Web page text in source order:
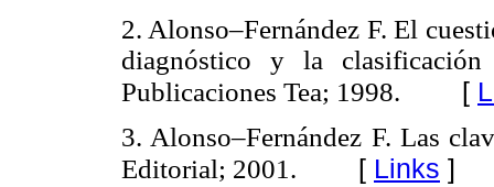
2. Alonso–Fernández F. El
diagnóstico y la
Publicaciones Tea; 1998. [
3. Alonso–Fernández F. Las
Editorial; 2001. [ Links ]